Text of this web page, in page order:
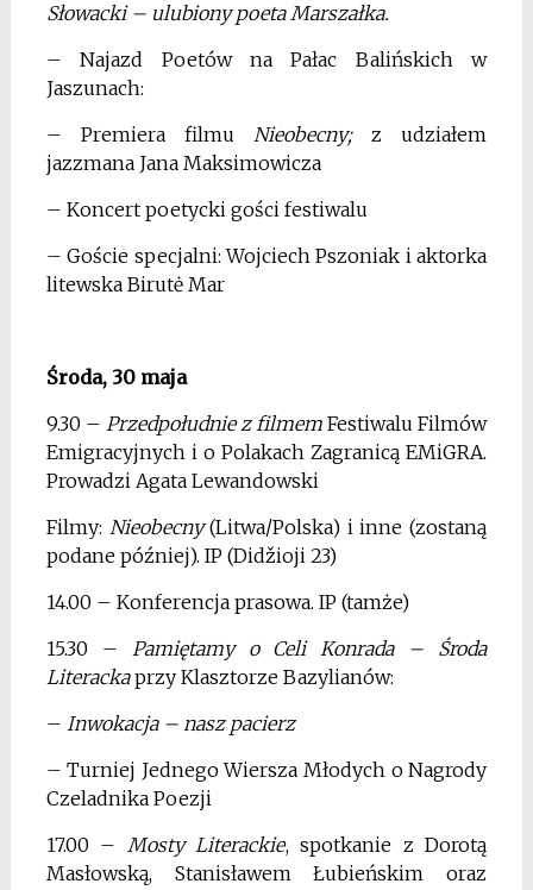
Słowacki – ulubiony poeta Marszałka.
– Najazd Poetów na Pałac Balińskich w
Jaszunach:
– Premiera filmu Nieobecny;z udziałem
jazzmana Jana Maksimowicza
– Koncert poetycki gości festiwalu
– Goście specjalni: Wojciech Pszoniak i aktorka
litewska Birutė Mar
Środa, 30 maja
9.30 – Przedpołudnie z filmemFestiwalu Filmów
Emigracyjnych i o Polakach Zagranicą EMiGRA.
Prowadzi Agata Lewandowski
Filmy: Nieobecny(Litwa/Polska) i inne (zostaną
podane później). IP (Didžioji 23)
14.00 – Konferencja prasowa. IP (tamże)
15.30 –
Pamiętamy o Celi Konrada – Środa
Literackaprzy Klasztorze Bazylianów:
– Inwokacja – nasz pacierz
– Turniej Jednego Wiersza Młodych o Nagrody
Czeladnika Poezji
17.00 –
Mosty Literackie, spotkanie z Dorotą
Masłowską, Stanisławem Łubieńskim oraz